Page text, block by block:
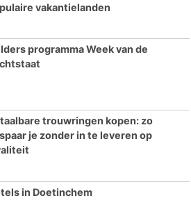
vakantielanden
programma Week van de
trouwringen kopen: zo
je zonder in te leveren op
in Doetinchem